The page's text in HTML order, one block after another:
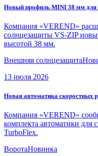
Новый профиль MINI 38 мм для
Компания «VEREND»
солнцезащиты VS-ZIP
высотой 38 мм.
Внешняя солнцезащита
13 июля 2026
Новая автоматика скоростных
Компания «VEREND»
комплекта автоматики для
TurboFlex.
ВоротаНовинка